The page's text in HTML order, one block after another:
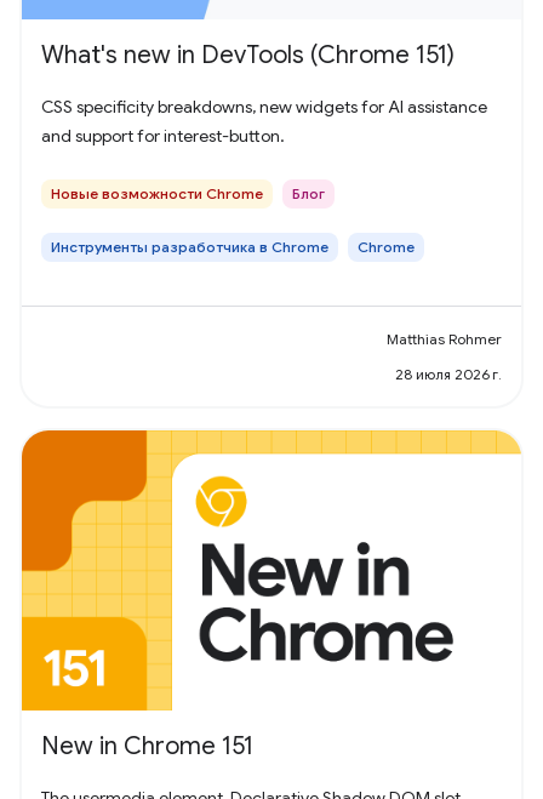
What's new in DevTools (Chrome 151)
CSS specificity breakdowns, new widgets for AI assistance
and support for interest-button.
Новые возможности Chrome Блог
Инструменты разработчика в Chrome Chrome
Matthias Rohmer
28 июля 2026 г.
New in Chrome 151